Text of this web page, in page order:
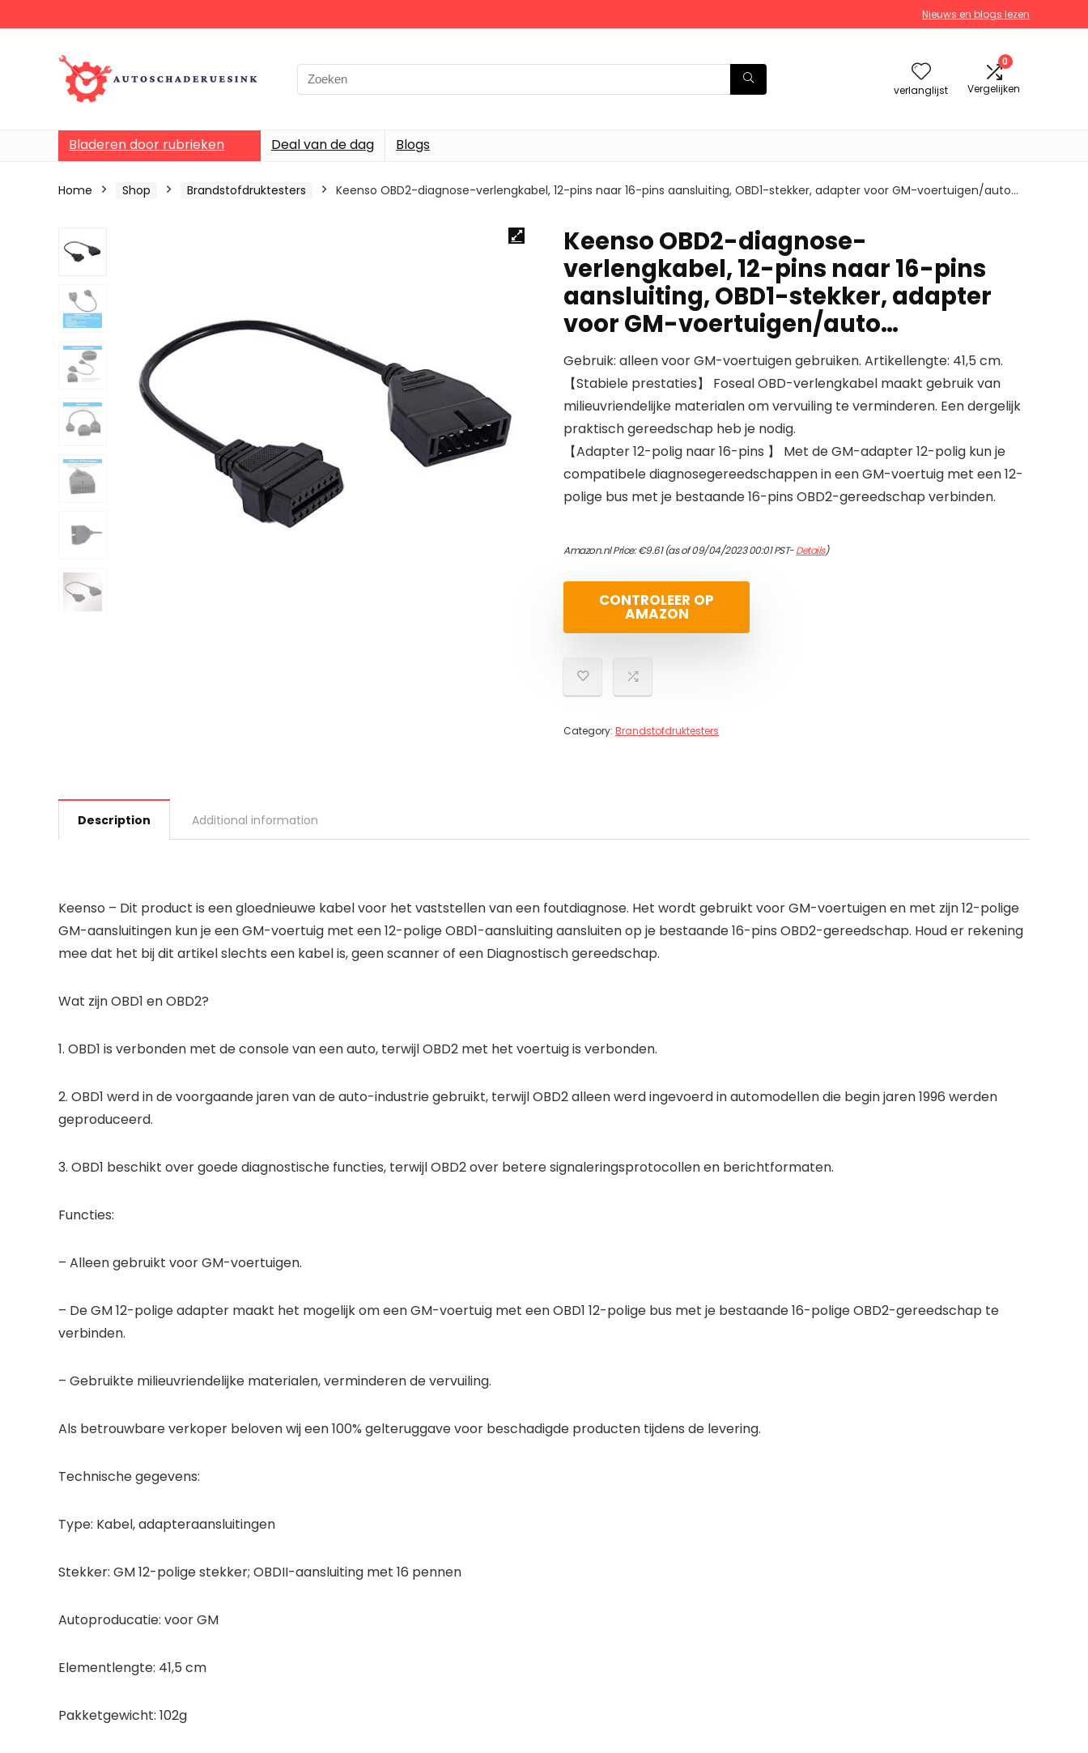
Nieuws en blogs lezen
verlanglijst
0
Vergelijken
Bladeren door rubrieken Deal van de dag Blogs
Home Shop Brandstofdruktesters Keenso OBD2-diagnose-verlengkabel, 12-pins naar 16-pins aansluiting, OBD1-stekker, adapter voor GM-voertuigen/auto…
Keenso OBD2-diagnose-
verlengkabel, 12-pins naar 16-pins
aansluiting, OBD1-stekker, adapter
voor GM-voertuigen/auto…
Gebruik: alleen voor GM-voertuigen gebruiken. Artikellengte: 41,5 cm.
【Stabiele prestaties】 Foseal OBD-verlengkabel maakt gebruik van
milieuvriendelijke materialen om vervuiling te verminderen. Een dergelijk
praktisch gereedschap heb je nodig.
【Adapter 12-polig naar 16-pins 】 Met de GM-adapter 12-polig kun je
compatibele diagnosegereedschappen in een GM-voertuig met een 12-
polige bus met je bestaande 16-pins OBD2-gereedschap verbinden.
Amazon.nl Price:€9.61(as of 09/04/2023 00:01 PST-Details)
CONTROLEER OP
AMAZON
Category: Brandstofdruktesters
Description Additional information
Keenso – Dit product is een gloednieuwe kabel voor het vaststellen van een foutdiagnose. Het wordt gebruikt voor GM-voertuigen en met zijn 12-polige
GM-aansluitingen kun je een GM-voertuig met een 12-polige OBD1-aansluiting aansluiten op je bestaande 16-pins OBD2-gereedschap. Houd er rekening
mee dat het bij dit artikel slechts een kabel is, geen scanner of een Diagnostisch gereedschap.
Wat zijn OBD1 en OBD2?
1. OBD1 is verbonden met de console van een auto, terwijl OBD2 met het voertuig is verbonden.
2. OBD1 werd in de voorgaande jaren van de auto-industrie gebruikt, terwijl OBD2 alleen werd ingevoerd in automodellen die begin jaren 1996 werden
geproduceerd.
3. OBD1 beschikt over goede diagnostische functies, terwijl OBD2 over betere signaleringsprotocollen en berichtformaten.
Functies:
– Alleen gebruikt voor GM-voertuigen.
– De GM 12-polige adapter maakt het mogelijk om een GM-voertuig met een OBD1 12-polige bus met je bestaande 16-polige OBD2-gereedschap te
verbinden.
– Gebruikte milieuvriendelijke materialen, verminderen de vervuiling.
Als betrouwbare verkoper beloven wij een 100% gelteruggave voor beschadigde producten tijdens de levering.
Technische gegevens:
Type: Kabel, adapteraansluitingen
Stekker: GM 12-polige stekker; OBDII-aansluiting met 16 pennen
Autoproducatie: voor GM
Elementlengte: 41,5 cm
Pakketgewicht: 102g